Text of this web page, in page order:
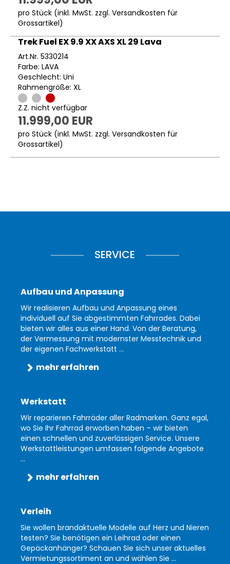
pro Stück (inkl. MwSt. zzgl. Versandkosten für
Grossartikel)
Trek Fuel EX 9.9 XX AXS XL 29 Lava
Art.Nr. 5330214
Farbe: LAVA
Geschlecht: Uni
Rahmengröße: XL
Z.Z. nicht verfügbar
11.999,00 EUR
pro Stück (inkl. MwSt. zzgl. Versandkosten für
Grossartikel)
SERVICE
Aufbau und Anpassung
Wir realisieren Aufbau und Anpassung eines
individuell auf Sie abgestimmten Fahrrades. Dabei
bieten wir alles aus einer Hand. Von der Beratung,
der Vermessung mit modernster Messtechnik und
der eigenen Fachwerkstatt ...
mehr erfahren
Werkstatt
Wir reparieren Fahrräder aller Radmarken. Ganz egal,
wo Sie Ihr Fahrrad erworben haben – wir bieten
einen schnellen und zuverlässigen Service. Unsere
Werkstattleistungen umfassen folgende Angebote
...
mehr erfahren
Verleih
Sie wollen brandaktuelle Modelle auf Herz und Nieren
testen? Sie benötigen ein Leihrad oder einen
Gepäckanhänger? Schauen Sie sich unser aktuelles
Vermietungssortiment an und wählen Sie ...